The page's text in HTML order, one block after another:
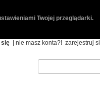
Twojej przeglądarki.
się | nie masz konta?! zarejestruj